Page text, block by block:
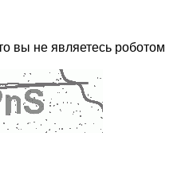
вы не являетесь роботом